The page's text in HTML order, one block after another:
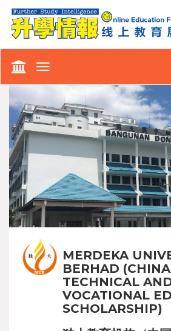
Toggle
MERDEKA
BERHAD (CHINA
TECHNICAL
VOCATIONAL
SCHOLARSHIP)